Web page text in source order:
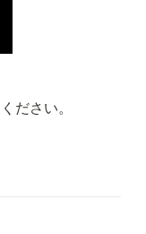
ださい。